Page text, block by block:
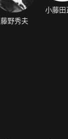
藤野秀夫
小藤田